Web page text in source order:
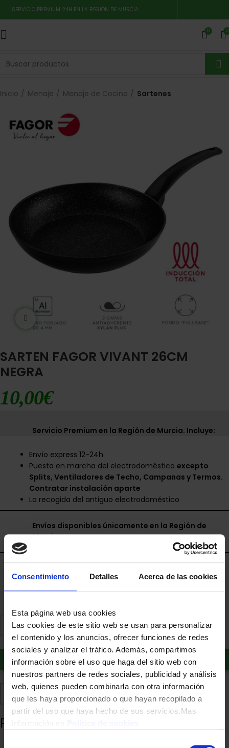
Consentimiento Detalles Acerca de las cookies
Esta página web usa cookies
Las cookies de este sitio web se usan para personalizar
el contenido y los anuncios, ofrecer funciones de redes
sociales y analizar el tráfico. Además, compartimos
información sobre el uso que haga del sitio web con
nuestros partners de redes sociales, publicidad y análisis
web, quienes pueden combinarla con otra información
que les haya proporcionado o que hayan recopilado a
partir del uso que haya hecho de sus servicios.Mas
SERVICIO PREMIUM 24H EN LA REGIÓN DE MURCIA
0 0
Inicio Menaje Menaje de Cocina Sartenes
Ampliar imágen
SARTEN FAGOR VIVANT 26CM
NEGRA
10,00€
Servicio Premium en la Región de Murcia. Incluye:
Envío express 12-24h
Puesta en marcha del electrodomésticoexcepto
Splits, Ventiladores de Techo, Campanas y Termos.
Contratar instalación aparte
La recogida del antiguo electrodoméstico
Envíos disponibles únicamente en la Región de
Murcia.
Añadir al carrito
Añadir a favoritos
Productos relacionados